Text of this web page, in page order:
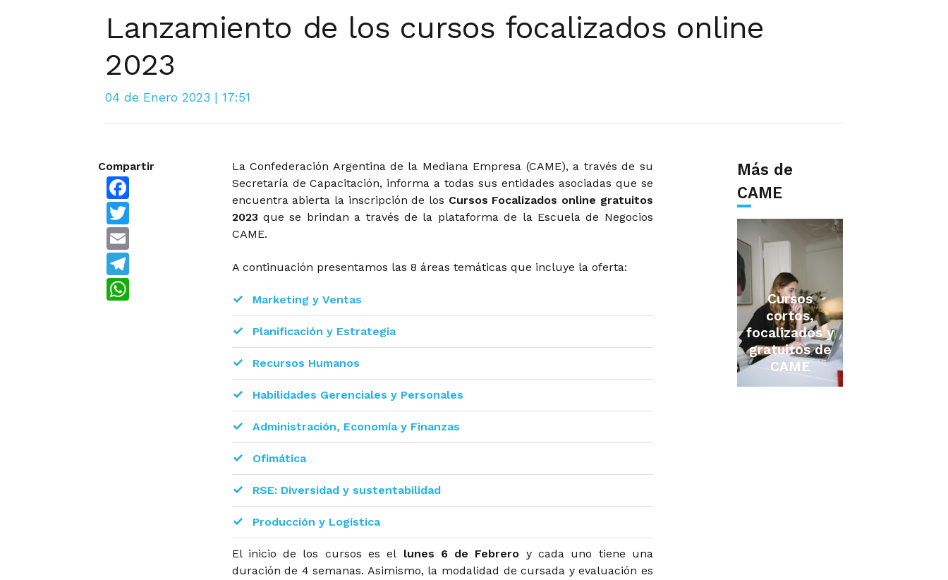
Lanzamiento de los cursos focalizados online
2023
04 de Enero 2023 | 17:51
Compartir
La Confederación Argentina de la Mediana Empresa (CAME), a través de su
Secretaría de Capacitación, informa a todas sus entidades asociadas que se
encuentra abierta la inscripción de los Cursos Focalizados online gratuitos
2023que se brindan a través de la plataforma de la Escuela de Negocios
CAME.
A continuación presentamos las 8 áreas temáticas que incluye la oferta:
Marketing y Ventas
Planificación y Estrategia
Recursos Humanos
Habilidades Gerenciales y Personales
Administración, Economía y Finanzas
Ofimática
RSE: Diversidad y sustentabilidad
Producción y Logística
El inicio de los cursos es el lunes 6 de Febrero y cada uno tiene una
duración de 4 semanas. Asimismo, la modalidad de cursada y evaluación es
Más de
CAME
Cursos
cortos,
focalizados y
gratuitos de
CAME